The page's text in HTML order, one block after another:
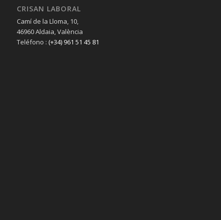
CRISAN LABORAL
Camí de la Lloma, 10,
46960 Aldaia, València
Teléfono : (+34) 961 51 45 81